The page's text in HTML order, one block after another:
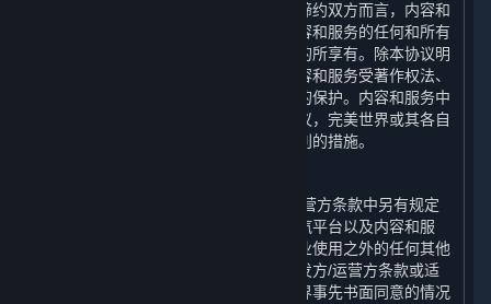
受限于许可方协议的规定，对于本协议缔约双方而言，内容和
服务的所有权和相关知识产权，以及内容和服务的任何和所有
副本，由完美世界为运营蒸汽平台之目的所享有。除本协议明
确说明外，完美世界保留所有权利。内容和服务受著作权法、
国际版权条约和公约以及其他适用法律的保护。内容和服务中
包含某些被许可的内容，如您违反本协议，完美世界或其各自
关联方以及许可方可能会采取保护其权利的措施。
除本协议、附加条款或适用的开发方/运营方条款中另有规定
外，您不得将内容和服务用于除访问蒸汽平台以及内容和服
务、以及对内容和服务进行个人的非商业使用之外的任何其他
目的。除本协议、附加条款或适用的开发方/运营方条款或适
用的法律另有规定外，在未取得完美世界事先书面同意的情况